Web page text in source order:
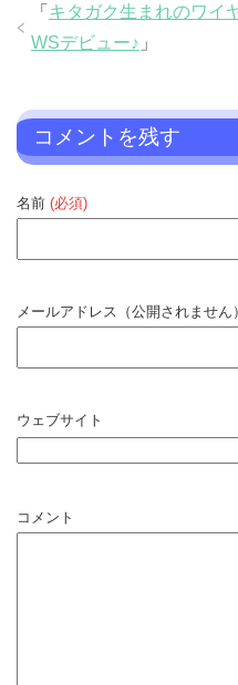
「 キタガク生まれのワイ
WSデビュー♪ 」
コメントを残す
名前 (必須)
メールアドレス（公開されません
ウェブサイト
コメント